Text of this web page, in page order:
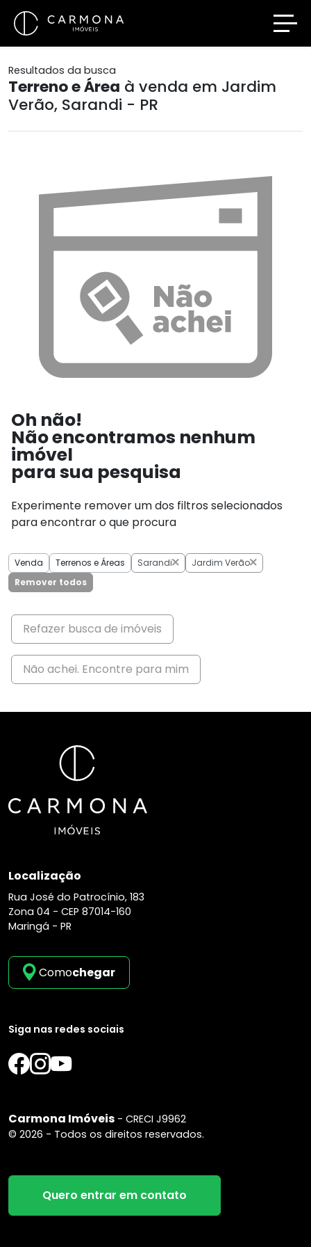
Resultados da busca
Terreno e Área à venda em Jardim
Verão, Sarandi - PR
Venda Terrenos e Áreas Sarandi
Jardim Verão
Remover todos
Oh não!
Não encontramos nenhum
imóvel
para sua pesquisa
Experimente remover um dos filtros selecionados
para encontrar o que procura
Refazer busca de imóveis
Não achei. Encontre para mim
Localização
Rua José do Patrocínio, 183
Zona 04 - CEP 87014-160
Maringá - PR
Comochegar
Siga nas redes sociais
Carmona Imóveis - CRECI J9962
© 2026 - Todos os direitos reservados.
Quero entrar em contato